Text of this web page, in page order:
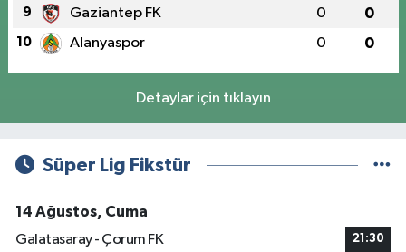
9 Gaziantep FK 0 0
10 Alanyaspor 0 0
Detaylar için tıklayın
Süper Lig Fikstür
14 Ağustos, Cuma
Galatasaray - Çorum FK
21:30